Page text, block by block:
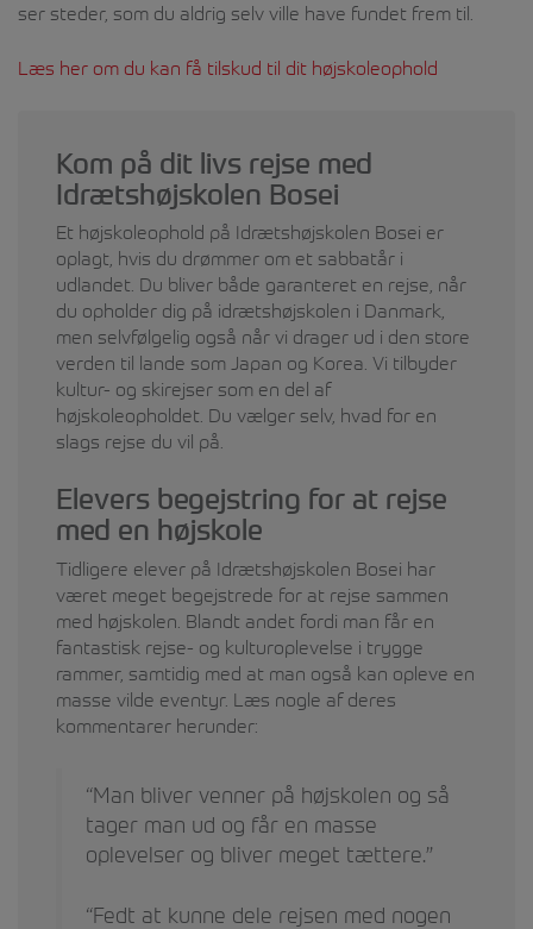
ser steder, som du aldrig selv ville have fundet frem til.
Læs her om du kan få tilskud til dit højskoleophold
Kom på dit livs rejse med
Idrætshøjskolen Bosei
Et højskoleophold på Idrætshøjskolen Bosei er
oplagt, hvis du drømmer om et sabbatår i
udlandet. Du bliver både garanteret en rejse, når
du opholder dig på idrætshøjskolen i Danmark,
men selvfølgelig også når vi drager ud i den store
verden til lande som Japan og Korea. Vi tilbyder
kultur- og skirejser som en del af
højskoleopholdet. Du vælger selv, hvad for en
slags rejse du vil på.
Elevers begejstring for at rejse
med en højskole
Tidligere elever på Idrætshøjskolen Bosei har
været meget begejstrede for at rejse sammen
med højskolen. Blandt andet fordi man får en
fantastisk rejse- og kulturoplevelse i trygge
rammer, samtidig med at man også kan opleve en
masse vilde eventyr. Læs nogle af deres
kommentarer herunder:
“Man bliver venner på højskolen og så
tager man ud og får en masse
oplevelser og bliver meget tættere.”
“Fedt at kunne dele rejsen med nogen